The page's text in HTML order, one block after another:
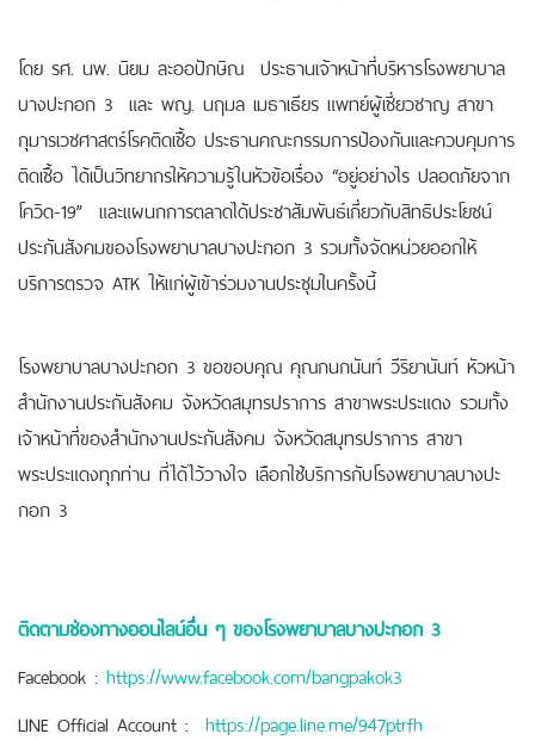
โดย รศ. นพ. นิยม ละออปักษิณ ประธานเจ้าหน้าที่บริหารโรงพยาบาล
บางปะกอก 3 และ พญ. นฤมล เมธาเธียร แพทย์ผู้เชี่ยวชาญ สาขา
กุมารเวชศาสตร์โรคติดเชื้อ ประธานคณะกรรมการป้องกันและควบคุมการ
ติดเชื้อ ได้เป็นวิทยากรให้ความรู้ในหัวข้อเรื่อง “อยู่อย่างไร ปลอดภัยจาก
โควิด-19” และแผนกการตลาดได้ประชาสัมพันธ์เกี่ยวกับสิทธิประโยชน์
ประกันสังคมของโรงพยาบาลบางปะกอก 3 รวมทั้งจัดหน่วยออกให้
บริการตรวจ ATK ให้แก่ผู้เข้าร่วมงานประชุมในครั้งนี้
โรงพยาบาลบางปะกอก 3 ขอขอบคุณ คุณกนกนันท์ วีริยานันท์ หัวหน้า
สำนักงานประกันสังคม จังหวัดสมุทรปราการ สาขาพระประแดง รวมทั้ง
เจ้าหน้าที่ของสำนักงานประกันสังคม จังหวัดสมุทรปราการ สาขา
พระประแดงทุกท่าน ที่ได้ไว้วางใจ เลือกใช้บริการกับโรงพยาบาลบางปะ
กอก 3
ติดตามช่องทางออนไลน์อื่น ๆ ของโรงพยาบาลบางปะกอก 3
Facebook : https://www.facebook.com/bangpakok3
LINE Official Account : https://page.line.me/947ptrfh